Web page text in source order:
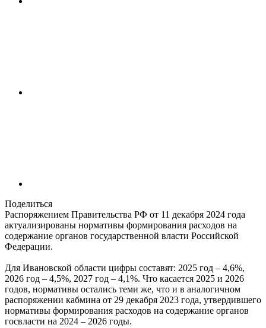
Поделиться
Распоряжением Правительства РФ от 11 декабря 2024 года
актуализированы нормативы формирования расходов на
содержание органов государственной власти Российской
Федерации.
Для Ивановской области цифры составят: 2025 год – 4,6%,
2026 год – 4,5%, 2027 год – 4,1%. Что касается 2025 и 2026
годов, нормативы остались теми же, что и в аналогичном
распоряжении кабмина от 29 декабря 2023 года, утвердившего
нормативы формирования расходов на содержание органов
госвласти на 2024 – 2026 годы.